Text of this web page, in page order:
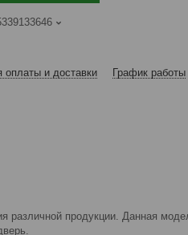
оплаты и доставки График работы
продукции. Данная